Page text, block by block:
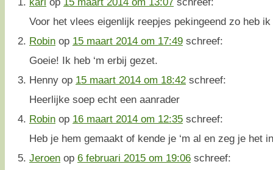
Voor het vlees eigenlijk reepjes pekingeend zo heb
Robin op 15 maart 2014 om 17:49 schreef:
Goeie! Ik heb ‘m erbij gezet.
Henny op 15 maart 2014 om 18:42 schreef:
Heerlijke soep echt een aanrader
Robin op 16 maart 2014 om 12:35 schreef:
Heb je hem gemaakt of kende je ‘m al en zeg je het
Jeroen op 6 februari 2015 om 19:06 schreef: